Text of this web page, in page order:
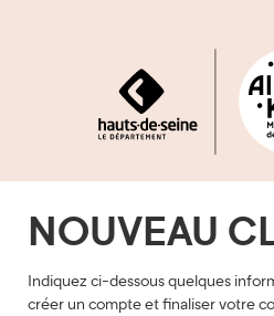
ACCUEIL
UN
NOUVEAU
Indiquez ci-dessous quelques
créer un compte et finaliser votre